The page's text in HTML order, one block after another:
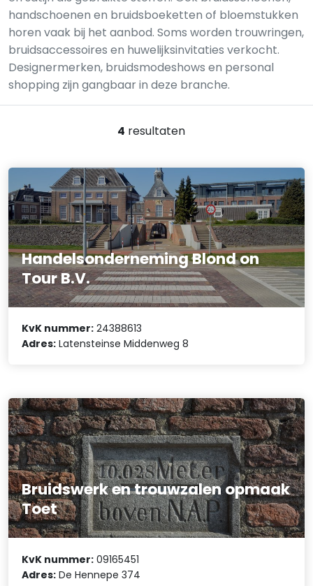
handschoenen en bruidsboeketten of bloemstukken
horen vaak bij het aanbod. Soms worden trouwringen,
bruidsaccessoires en huwelijksinvitaties verkocht.
Designermerken, bruidsmodeshows en personal
shopping zijn gangbaar in deze branche.
4 resultaten
Handelsonderneming Blond on
Tour B.V.
KvK nummer: 24388613
Adres: Latensteinse Middenweg 8
Bruidswerk en trouwzalen opmaak
Toet
KvK nummer: 09165451
Adres: De Hennepe 374